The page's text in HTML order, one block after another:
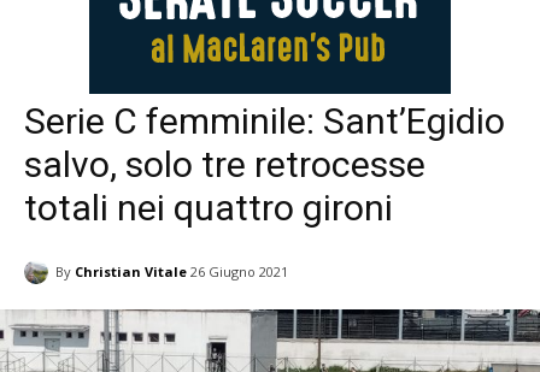
Serie C femminile: Sant’Egidio
salvo, solo tre retrocesse
totali nei quattro gironi
By Christian Vitale 26 Giugno 2021